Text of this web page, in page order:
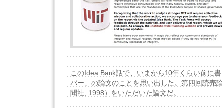
このIdea Bank話で、いまから10年くらい前に
バー」の論文のことを思い出した。第四回読売
聞社, 1998）をいただいた論文だ。